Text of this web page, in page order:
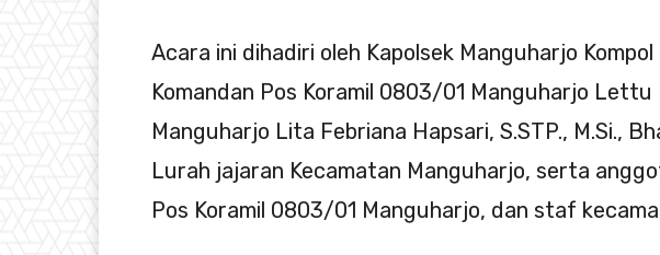
Acara ini dihadiri oleh Kapolsek Manguharjo Kompol
Komandan Pos Koramil 0803/01 Manguharjo Lettu
Manguharjo Lita Febriana Hapsari, S.STP., M.Si.,
Lurah jajaran Kecamatan Manguharjo, serta
Pos Koramil 0803/01 Manguharjo, dan staf